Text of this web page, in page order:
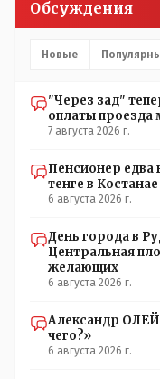
сравнению с
неизвестная в
Обсуждения
Новые
"Через зад"
оплаты проезда
7 августа 2026 г.
Пенсионер едва
тенге в Костанае
6 августа 2026 г.
День города в
Центральная
желающих
6 августа 2026 г.
Александр
чего?»
6 августа 2026 г.